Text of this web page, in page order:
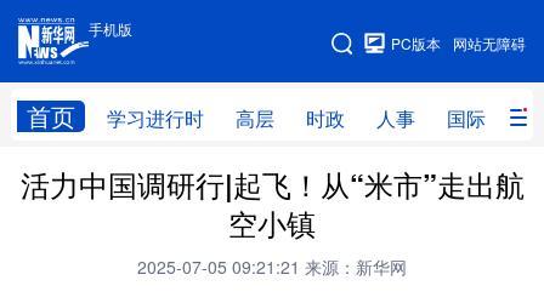
手机版
网站无障碍
PC版本
首页 学习进行时 高层 时政 人事 国际 财
手机版
网站地图
学习进行时 高层 时政 人事
全球连线
活力中国调研行|起飞！从“米市”走出航
空小镇
2025-07-05 09:21:21 来源：新华网